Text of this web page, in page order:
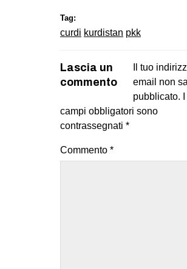
Tag:
curdi kurdistan pkk
Lascia un
commento
Il tuo
email non
pubblicato.
campi obbligatori sono
contrassegnati *
Commento *